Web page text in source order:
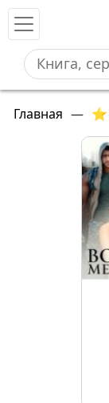
Главная — ⭐